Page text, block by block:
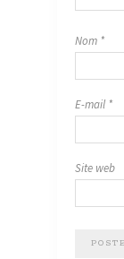
Nom *
E-mail *
Site web